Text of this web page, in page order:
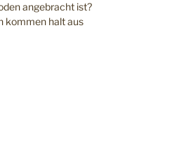
angebracht ist?
kommen halt aus